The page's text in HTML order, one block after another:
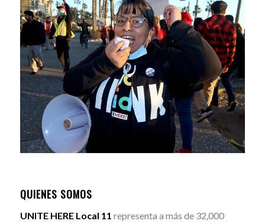
QUIENES SOMOS
UNITE HERE Local 11 representa a más de 32,000